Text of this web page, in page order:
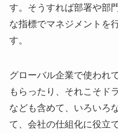
す。そうすれば部署や部
な指標でマネジメントを
す。
グローバル企業で使われ
もらったり、それこそド
なども含めて、いろいろ
て、会社の仕組化に役立